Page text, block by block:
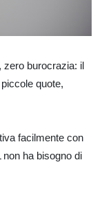
zero burocrazia: il
quote,
facilmente con
ha bisogno di